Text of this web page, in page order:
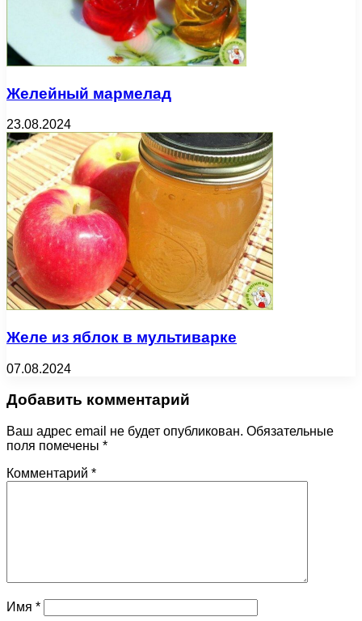
Желейный мармелад
23.08.2024
Желе из яблок в мультиварке
07.08.2024
Добавить комментарий
Ваш адрес email не будет опубликован. Обязательные
поля помечены *
Комментарий *
Имя *